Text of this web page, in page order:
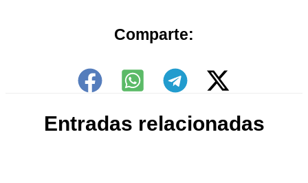
Comparte:
Entradas relacionadas